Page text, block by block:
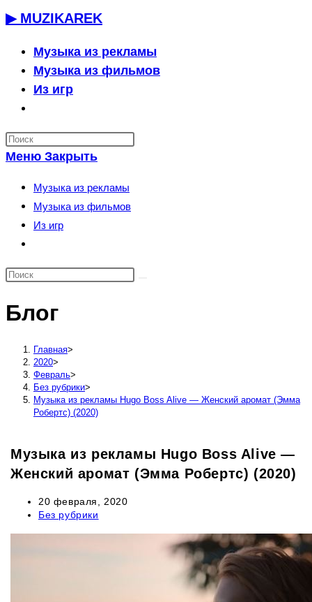
Перейти
содержимому
▶ MUZIKAREK
Музыка из рекламы
Музыка из фильмов
Из игр
по
веб-
сайту
Меню Закрыть
Музыка из рекламы
Музыка из фильмов
Из игр
по
сайту
Блог
Главная>
2020>
Февраль>
Без рубрики>
Музыка из рекламы Hugo Boss Alive — Женский аромат (Эмма
Робертс) (2020)
Музыка из рекламы Hugo Boss Alive —
Женский аромат (Эмма Робертс) (2020)
Запись
опубликована:
20 февраля, 2020
Рубрика
Без рубрики